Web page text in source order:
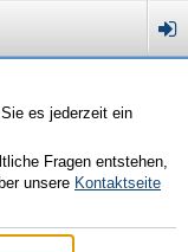
es jederzeit ein
Fragen entstehen,
unsere Kontaktseite